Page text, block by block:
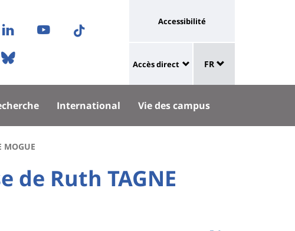
LinkedInYoutubeTikTok
Bluesky
Université
lien
vers
page
accessibilité
Accessibilité
University
:
Shortcut
links
Accès direct de
langue
FR
International Vie des campus
de Ruth TAGNE